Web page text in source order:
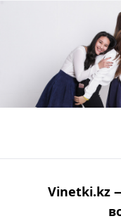
Vinetki.kz